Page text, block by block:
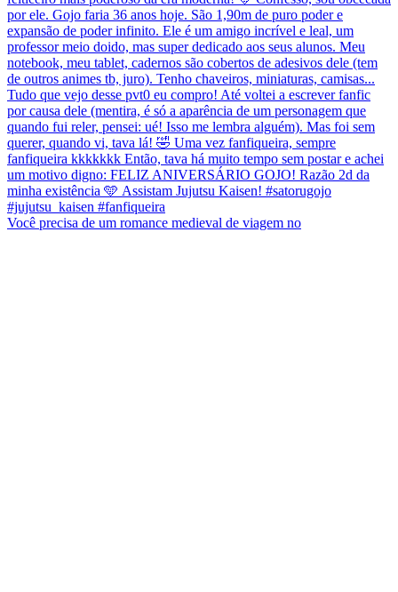
Você precisa de um romance medieval de viagem no